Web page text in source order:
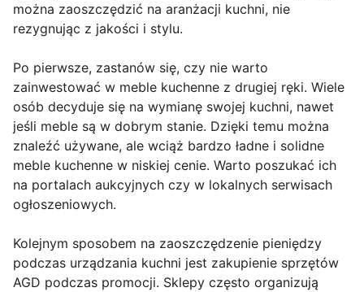
można zaoszczędzić na aranżacji kuchni, nie
rezygnując z jakości i stylu.
Po pierwsze, zastanów się, czy nie warto
zainwestować w meble kuchenne z drugiej ręki. Wiele
osób decyduje się na wymianę swojej kuchni, nawet
jeśli meble są w dobrym stanie. Dzięki temu można
znaleźć używane, ale wciąż bardzo ładne i solidne
meble kuchenne w niskiej cenie. Warto poszukać ich
na portalach aukcyjnych czy w lokalnych serwisach
ogłoszeniowych.
Kolejnym sposobem na zaoszczędzenie pieniędzy
podczas urządzania kuchni jest zakupienie sprzętów
AGD podczas promocji. Sklepy często organizują